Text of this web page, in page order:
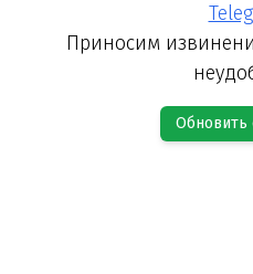
Приносим
Обновить